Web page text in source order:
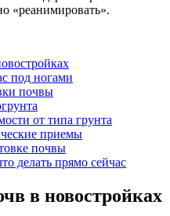
«реанимировать».
под ногами
почвы
от типа грунта
приемы
почвы
делать прямо сейчас
в новостройках